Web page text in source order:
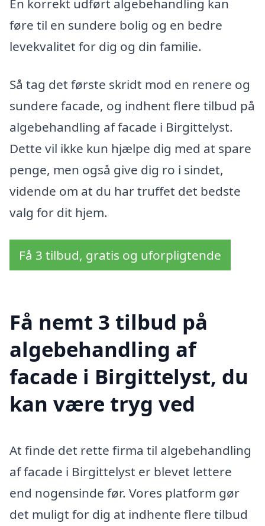
En korrekt udført algebehandling kan
føre til en sundere bolig og en bedre
levekvalitet for dig og din familie.
Så tag det første skridt mod en renere og
sundere facade, og indhent flere tilbud på
algebehandling af facade i Birgittelyst.
Dette vil ikke kun hjælpe dig med at spare
penge, men også give dig ro i sindet,
vidende om at du har truffet det bedste
valg for dit hjem.
Få 3 tilbud, gratis og uforpligtende
Få nemt 3 tilbud på
algebehandling af
facade i Birgittelyst, du
kan være tryg ved
At finde det rette firma til algebehandling
af facade i Birgittelyst er blevet lettere
end nogensinde før. Vores platform gør
det muligt for dig at indhente flere tilbud